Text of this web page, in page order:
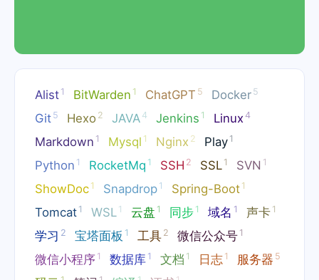
Alist 1 BitWarden 1 ChatGPT 5 Docker 5
Git 5 Hexo 2 JAVA 4 Jenkins 1 Linux 4
Markdown 1 Mysql 1 Nginx 2 Play 1
Python 1 RocketMq 1 SSH 2 SSL 1 SVN 1
ShowDoc 1 Snapdrop 1 Spring-Boot 1
Tomcat 1 WSL 1 云盘 1 同步 1 域名 1 声卡 1
学习 2 宝塔面板 1 工具 2 微信公众号 1
微信小程序 1 数据库 1 文档 1 日志 1 服务器 5